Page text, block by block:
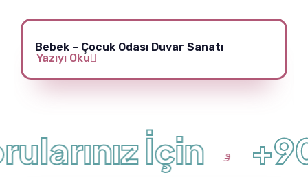
Bebek – Çocuk Odası Duvar Sanatı
Yazıyı Oku
İçin